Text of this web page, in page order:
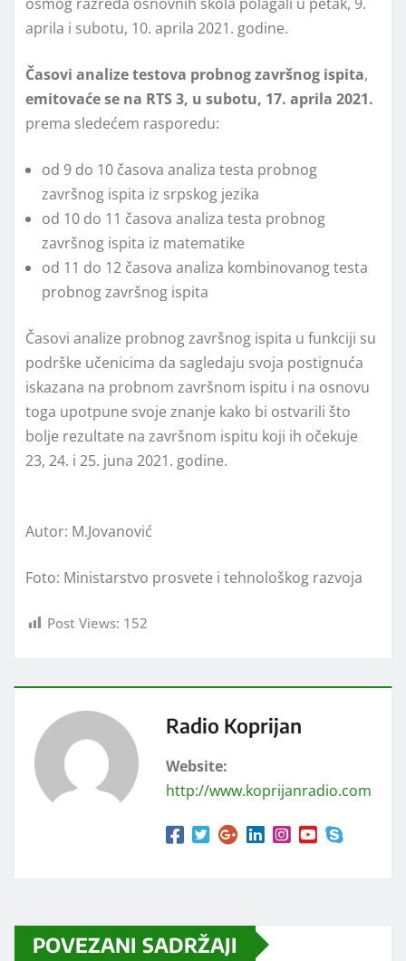
aprila i subotu, 10. aprila 2021. godine.
Časovi analize testova probnog završnog ispita,
emitovaće se na RTS 3, u subotu, 17. aprila 2021.
prema sledećem rasporedu:
od 9 do 10 časova analiza testa probnog
završnog ispita iz srpskog jezika
od 10 do 11 časova analiza testa probnog
završnog ispita iz matematike
od 11 do 12 časova analiza kombinovanog testa
probnog završnog ispita
Časovi analize probnog završnog ispita u funkciji su
podrške učenicima da sagledaju svoja postignuća
iskazana na probnom završnom ispitu i na osnovu
toga upotpune svoje znanje kako bi ostvarili što
bolje rezultate na završnom ispitu koji ih očekuje
23, 24. i 25. juna 2021. godine.
Autor: M.Jovanović
Foto: Ministarstvo prosvete i tehnološkog razvoja
Post Views: 152
Radio Koprijan
Website:
http://www.koprijanradio.com
POVEZANI SADRŽAJI